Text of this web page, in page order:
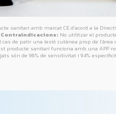
sanitari amb marcat CE d’acord a la
Contraindicacions: No utilitzar el
de patir una lesió cutànea prop de l’àrea
producte sanitari funciona amb una APP
són de 96% de sensitivitat i 94%